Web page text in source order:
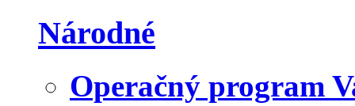
Národné
Operačný program